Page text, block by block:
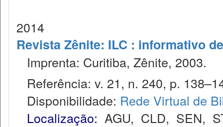
2014
Revista Zênite: ILC : informativo
Imprenta: Curitiba, Zênite, 2003.
Referência: v. 21, n. 240, p.
Disponibilidade: Rede Virtual de
Localização: AGU, CLD, SEN,